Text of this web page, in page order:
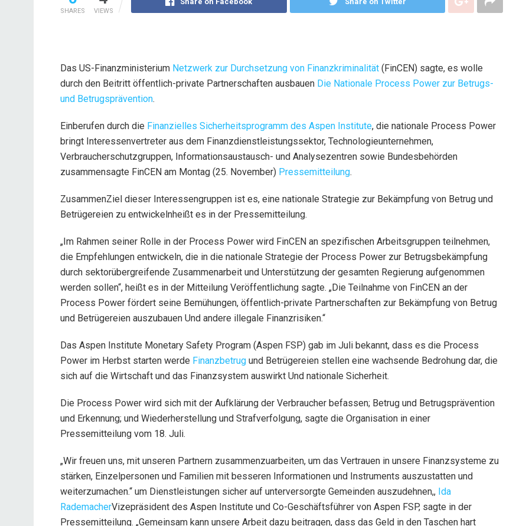
SHARES VIEWS
Das US-Finanzministerium Netzwerk zur Durchsetzung von Finanzkriminalität (FinCEN) sagte, es wolle
durch den Beitritt öffentlich-private Partnerschaften ausbauen Die Nationale Process Power zur Betrugs-
und Betrugsprävention.
Einberufen durch die Finanzielles Sicherheitsprogramm des Aspen Institute, die nationale Process Power
bringt Interessenvertreter aus dem Finanzdienstleistungssektor, Technologieunternehmen,
Verbraucherschutzgruppen, Informationsaustausch- und Analysezentren sowie Bundesbehörden
zusammensagte FinCEN am Montag (25. November) Pressemitteilung.
ZusammenZiel dieser Interessengruppen ist es, eine nationale Strategie zur Bekämpfung von Betrug und
Betrügereien zu entwickelnheißt es in der Pressemitteilung.
„Im Rahmen seiner Rolle in der Process Power wird FinCEN an spezifischen Arbeitsgruppen teilnehmen,
die Empfehlungen entwickeln, die in die nationale Strategie der Process Power zur Betrugsbekämpfung
durch sektorübergreifende Zusammenarbeit und Unterstützung der gesamten Regierung aufgenommen
werden sollen“, heißt es in der Mitteilung Veröffentlichung sagte. „Die Teilnahme von FinCEN an der
Process Power fördert seine Bemühungen, öffentlich-private Partnerschaften zur Bekämpfung von Betrug
und Betrügereien auszubauen Und andere illegale Finanzrisiken.“
Das Aspen Institute Monetary Safety Program (Aspen FSP) gab im Juli bekannt, dass es die Process
Power im Herbst starten werde Finanzbetrug und Betrügereien stellen eine wachsende Bedrohung dar, die
sich auf die Wirtschaft und das Finanzsystem auswirkt Und nationale Sicherheit.
Die Process Power wird sich mit der Aufklärung der Verbraucher befassen; Betrug und Betrugsprävention
und Erkennung; und Wiederherstellung und Strafverfolgung, sagte die Organisation in einer
Pressemitteilung vom 18. Juli.
„Wir freuen uns, mit unseren Partnern zusammenzuarbeiten, um das Vertrauen in unsere Finanzsysteme zu
stärken, Einzelpersonen und Familien mit besseren Informationen und Instruments auszustatten und
weiterzumachen.“ um Dienstleistungen sicher auf unterversorgte Gemeinden auszudehnen,, Ida
RademacherVizepräsident des Aspen Institute und Co-Geschäftsführer von Aspen FSP, sagte in der
Pressemitteilung. „Gemeinsam kann unsere Arbeit dazu beitragen, dass das Geld in den Taschen hart